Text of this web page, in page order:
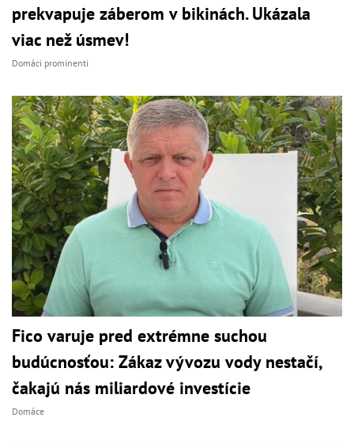
prekvapuje záberom v bikinách. Ukázala
viac než úsmev!
Domáci prominenti
Fico varuje pred extrémne suchou
budúcnosťou: Zákaz vývozu vody nestačí,
čakajú nás miliardové investície
Domáce